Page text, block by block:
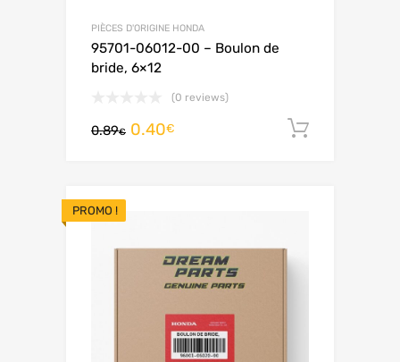
PIÈCES D'ORIGINE HONDA
95701-06012-00 – Boulon de
bride, 6×12
(0 reviews)
0.89€ 0.40€
PROMO !